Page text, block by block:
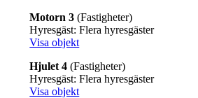
Motorn 3 (Fastigheter)
Hyresgäst: Flera hyresgäster
Visa objekt
Hjulet 4 (Fastigheter)
Hyresgäst: Flera hyresgäster
Visa objekt